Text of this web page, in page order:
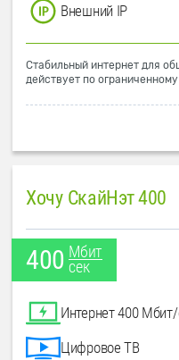
Внешний IP
Стабильный интернет для
действует по
Хочу СкайНэт 400
400 Мбит
сек
Интернет 400
Цифровое ТВ